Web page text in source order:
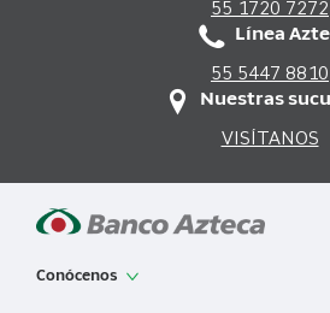
55 1720 7272
Línea
55 5447 8810
Nuestras
VISÍTANOS
Conócenos